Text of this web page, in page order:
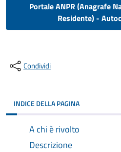
Portale ANPR (Anagrafe
Residente) -
Condividi
INDICE DELLA PAGINA
A chi è rivolto
Descrizione